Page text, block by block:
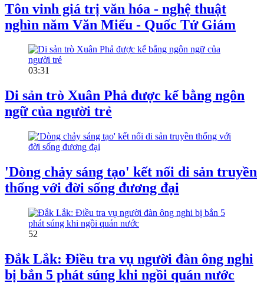
Tôn vinh giá trị văn hóa - nghệ thuật
nghìn năm Văn Miếu - Quốc Tử Giám
03:31
Di sản trò Xuân Phả được kể bằng ngôn
ngữ của người trẻ
'Dòng chảy sáng tạo' kết nối di sản truyền
thống với đời sống đương đại
52
Đắk Lắk: Điều tra vụ người đàn ông nghi
bị bắn 5 phát súng khi ngồi quán nước